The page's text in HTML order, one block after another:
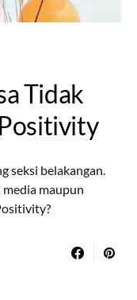
Tidak
seksi belakangan.
maupun